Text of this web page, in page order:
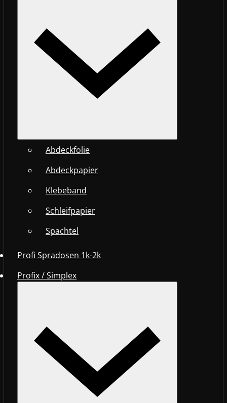
Abdeckfolie
Abdeckpapier
Klebeband
Schleifpapier
Spachtel
Profi Spradosen 1k-2k
Profix / Simplex